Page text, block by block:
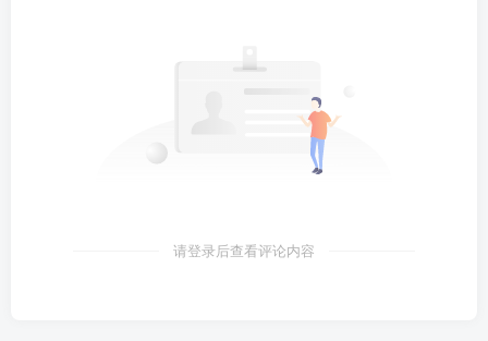
请登录后查看评论内容